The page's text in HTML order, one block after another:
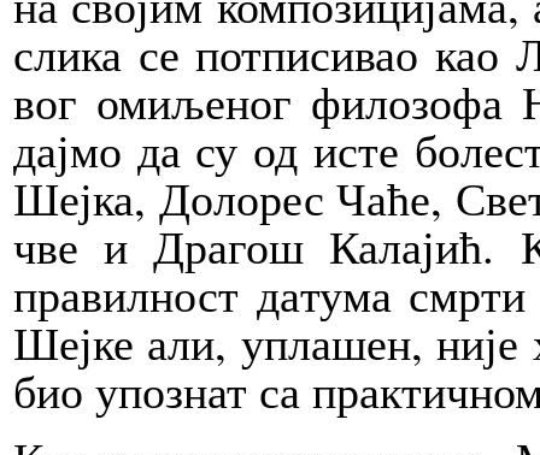
сли­ка се пот­пи­си­вао
вог оми­ље­ног фи­ло­зо­фа
дај­мо да су од исте
Шеј­ка, До­ло­рес Ча­ће,
чве и Дра­гош Ка­ла­јић.
пра­вил­ност да­ту­ма
Шеј­ке али, упла­шен, ни­је
био упо­знат са